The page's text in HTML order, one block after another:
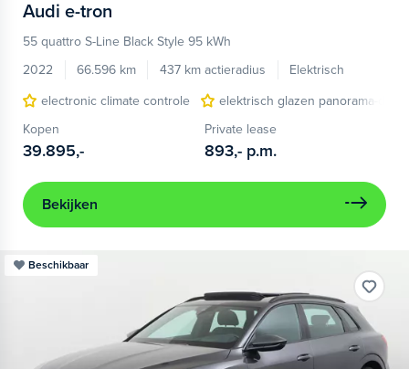
Audi e-tron
55 quattro S-Line Black Style 95 kWh
2022
66.596 km 437 km actieradius
Elektrisch
electronic climate controle
elektrisch glazen panorama-dak
Kopen
39.895,-
Private lease
893,- p.m.
Bekijken
Beschikbaar